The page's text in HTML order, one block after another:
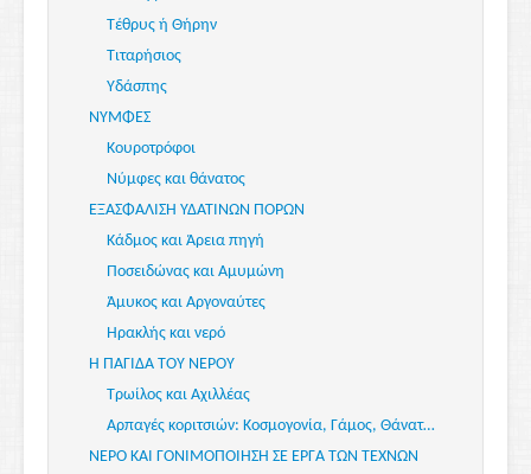
Τέθρυς ή Θήρην
Τιταρήσιος
Υδάσπης
ΝΥΜΦΕΣ
Κουροτρόφοι
Νύμφες και θάνατος
ΕΞΑΣΦΑΛΙΣΗ ΥΔΑΤΙΝΩΝ ΠΟΡΩΝ
Κάδμος και Άρεια πηγή
Ποσειδώνας και Αμυμώνη
Άμυκος και Αργοναύτες
Ηρακλής και νερό
Η ΠΑΓΙΔΑ ΤΟΥ ΝΕΡΟΥ
Τρωίλος και Αχιλλέας
Αρπαγές κοριτσιών: Κοσμογονία, Γάμος, Θάνατος, Πολιτική
ΝΕΡΟ ΚΑΙ ΓΟΝΙΜΟΠΟΙΗΣΗ ΣΕ ΕΡΓΑ ΤΩΝ ΤΕΧΝΩΝ